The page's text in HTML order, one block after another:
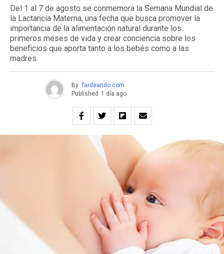
Del 1 al 7 de agosto se conmemora la Semana Mundial de
la Lactancia Materna, una fecha que busca promover la
importancia de la alimentación natural durante los
primeros meses de vida y crear conciencia sobre los
beneficios que aporta tanto a los bebés como a las
madres.
By Tardeando.com
Published 1 día ago